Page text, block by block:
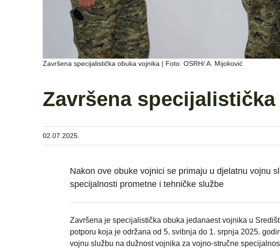
Završena specijalistička obuka vojnika | Foto: OSRH/ A. Mijoković
Završena
02.07.2025.
Nakon ove obuke vojnici se primaju u djelatnu vojnu
specijalnosti prometne i tehničke službe
Završena je specijalistička obuka jedanaest vojnika u
potporu koja je održana od 5. svibnja do 1. srpnja 2025.
vojnu službu na dužnost vojnika za vojno-stručne